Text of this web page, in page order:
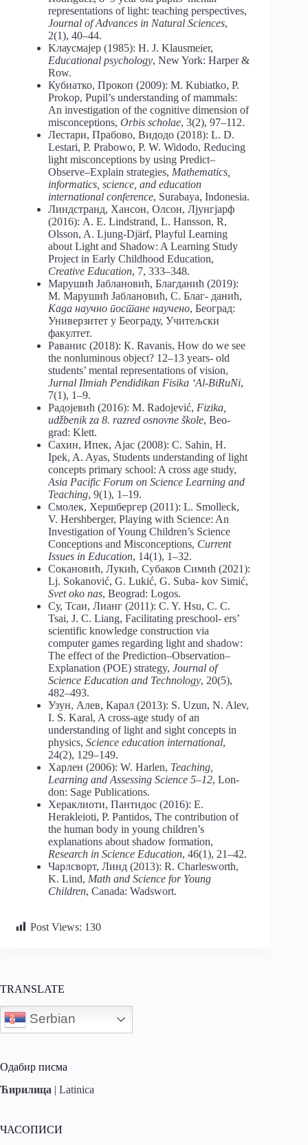
representations of light: teaching perspectives,
Journal of Advances in Natural Sciences,
2(1), 40–44.
Kлаусмајер (1985): H. J. Klausmeiеr,
Educational psychology, New York: Harper &
Row.
Кубиатко, Прокоп (2009): М. Kubiatko, P.
Prokop, Pupil’s understanding of mammals:
An investigation of the cognitive dimension of
misconceptions, Orbis scholae, 3(2), 97–112.
Лестари, Прабово, Видодо (2018): L. D.
Lestari, P. Prabowo, P. W. Widodo, Reducing
light misconceptions by using Predict‒
Observe‒Explain strategies, Mathematics,
informatics, science, and education
international conference, Surabaya, Indonesia.
Линдстранд, Хансон, Олсон, Лjунгјарф
(2016): А. Е. Lindstrand, L. Hansson, R,
Olsson, A. Ljung-Djärf, Playful Learning
about Light and Shadow: A Learning Study
Project in Early Childhood Education,
Creative Education, 7, 333–348.
Марушић Јаблановић, Благданић (2019):
М. Марушић Јаблановић, С. Благ- данић,
Када научно постане научено, Београд:
Универзитет у Београду, Учитељски
факултет.
Раванис (2018): К. Ravanis, How do we see
the nonluminous object? 12‒13 years- old
students’ mental representations of vision,
Jurnal Ilmiah Pendidikan Fisika ‘Al-BiRuNi,
7(1), 1–9.
Радојевић (2016): М. Radojević, Fizika,
udžbenik za 8. razred osnovne škole, Beo-
grad: Klett.
Сахин, Ипек, Ајас (2008): C. Sahin, H.
Ipek, A. Ayas, Students understanding of light
concepts primary school: A cross age study,
Asia Pacific Forum on Science Learning and
Teaching, 9(1), 1–19.
Смолек, Хершбергер (2011): L. Smolleck,
V. Hershberger, Playing with Science: An
Investigation of Young Children’s Science
Conceptions and Misconceptions, Current
Issues in Education, 14(1), 1–32.
Сокановић, Лукић, Субаков Симић (2021):
Lj. Sokanović, G. Lukić, G. Suba- kov Simić,
Svet oko nas, Beograd: Logos.
Су, Тсаи, Лианг (2011): C. Y. Hsu, C. C.
Tsai, J. C. Liang, Facilitating preschool- ers’
scientific knowledge construction via
computer games regarding light and shadow:
The effect of the Prediction‒Оbservation‒
Еxplanation (POE) strategy, Journal of
Science Education and Technology, 20(5),
482–493.
Узун, Алев, Карал (2013): S. Uzun, N. Alev,
I. S. Karal, A cross-age study of an
understanding of light and sight concepts in
physics, Science education international,
24(2), 129–149.
Харлен (2006): W. Harlen, Teaching,
Learning and Assessing Science 5‒12, Lon-
don: Sage Publications.
Хераклиоти, Пантидос (2016): Е.
Herakleioti, Р. Pantidos, The contribution of
the human body in young children’s
explanations about shadow formation,
Research in Science Education, 46(1), 21–42.
Чарлсворт, Линд (2013): R. Charlesworth,
K. Lind, Math and Science for Young
Children, Canada: Wadswort.
Post Views: 130
TRANSLATE
Serbian
Одабир писма
Ћирилица | Latinica
ЧАСОПИСИ